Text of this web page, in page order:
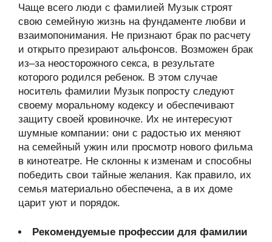
Чаще всего люди с фамилией Музык строят
свою семейную жизнь на фундаменте любви и
взаимопонимания. Не признают брак по расчету
и открыто презирают альфонсов. Возможен брак
из–за неосторожного секса, в результате
которого родился ребенок. В этом случае
носитель фамилии Музык попросту следуют
своему моральному кодексу и обеспечивают
защиту своей кровиночке. Их не интересуют
шумные компании: они с радостью их меняют
на семейный ужин или просмотр нового фильма
в кинотеатре. Не склонны к изменам и способны
победить свои тайные желания. Как правило, их
семья материально обеспечена, а в их доме
царит уют и порядок.
Рекомендуемые профессии для фамилии